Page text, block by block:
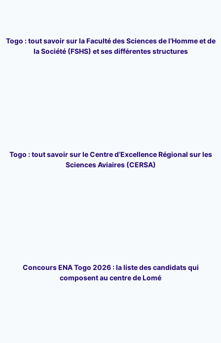
Togo : tout savoir sur la Faculté des Sciences de l’Homme et de
la Société (FSHS) et ses différentes structures
Togo : tout savoir sur le Centre d’Excellence Régional sur les
Sciences Aviaires (CERSA)
Concours ENA Togo 2026 : la liste des candidats qui
composent au centre de Lomé